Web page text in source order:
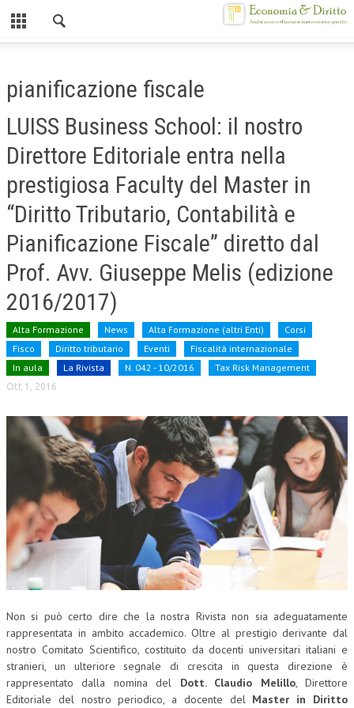
CHI SIAMO
MISSION
CONTATTI
CENTRO STUDI
DIREZIONE SCIENTIFICA
ALTA FORMAZIONE
CORSI CE.S.E.D.
DIVENTA SOCIO
BROCHURE CE.S.E.D.
LA RIVISTA
LA RIVISTA
COMITATO SCIENTIFICO
COMITATO EDITORIALE
REDAZIONE
PEER REVIEW
CODICE ETICO
pianificazione fiscale
LUISS Business School: il nostro
Direttore Editoriale entra nella
prestigiosa Faculty del Master in
“Diritto Tributario, Contabilità e
Pianificazione Fiscale” diretto dal
Prof. Avv. Giuseppe Melis (edizione
2016/2017)
Alta Formazione News Alta Formazione (altri Enti)
Corsi
Fisco
Diritto tributario Eventi
Fiscalità internazionale
In aula
La Rivista N. 042 - 10/2016 Tax Risk Management
Ott 1, 2016
Non si può certo dire che la nostra Rivista non sia adeguatamente
rappresentata in ambito accademico. Oltre al prestigio derivante dal
nostro Comitato Scientifico, costituito da docenti universitari italiani e
stranieri, un ulteriore segnale di crescita in questa direzione è
rappresentato dalla nomina del Dott. Claudio Melillo, Direttore
Editoriale del nostro periodico, a docente del Master in Diritto